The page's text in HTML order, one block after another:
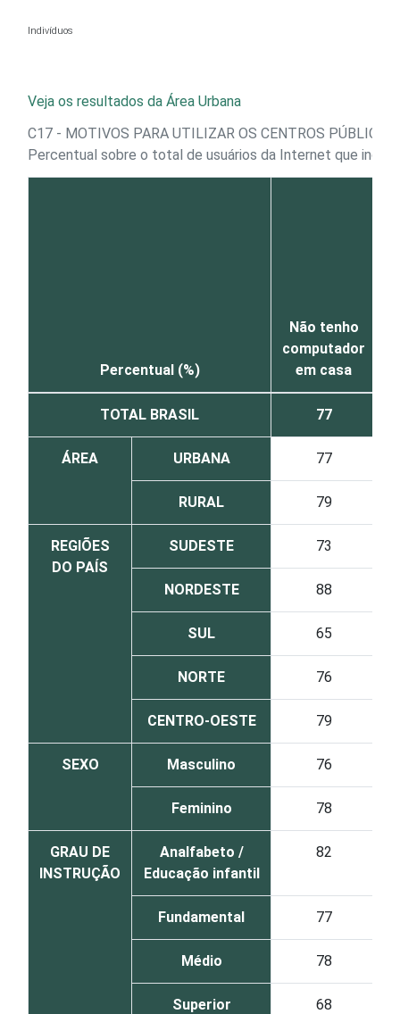
Indivíduos
Veja os resultados da Área Urbana
C17 - MOTIVOS PARA UTILIZAR OS CENTROS PÚBLICOS
Percentual sobre o total de usuários da Internet que
Percentual (%)
Não tenho
computador
em casa
TOTAL BRASIL 77
ÁREA URBANA 77
RURAL 79
REGIÕES
DO PAÍS
SUDESTE 73
NORDESTE 88
SUL 65
NORTE 76
CENTRO-OESTE 79
SEXO Masculino 76
Feminino 78
GRAU DE
INSTRUÇÃO
Analfabeto /
Educação infantil
82
Fundamental 77
Médio 78
Superior 68